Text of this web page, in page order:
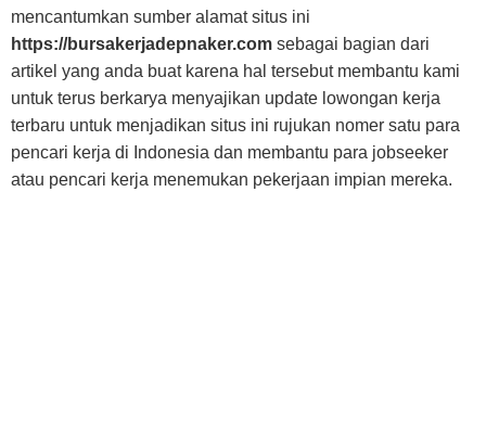
mencantumkan sumber alamat situs ini
https://bursakerjadepnaker.com sebagai bagian dari
artikel yang anda buat karena hal tersebut membantu kami
untuk terus berkarya menyajikan update lowongan kerja
terbaru untuk menjadikan situs ini rujukan nomer satu para
pencari kerja di Indonesia dan membantu para jobseeker
atau pencari kerja menemukan pekerjaan impian mereka.